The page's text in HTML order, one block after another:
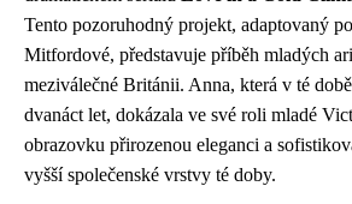
Tento pozoruhodný projekt, adaptovaný
Mitfordové, představuje příběh mladých
meziválečné Británii. Anna, která v té
dvanáct let, dokázala ve své roli mladé
obrazovku přirozenou eleganci a
vyšší společenské vrstvy té doby.